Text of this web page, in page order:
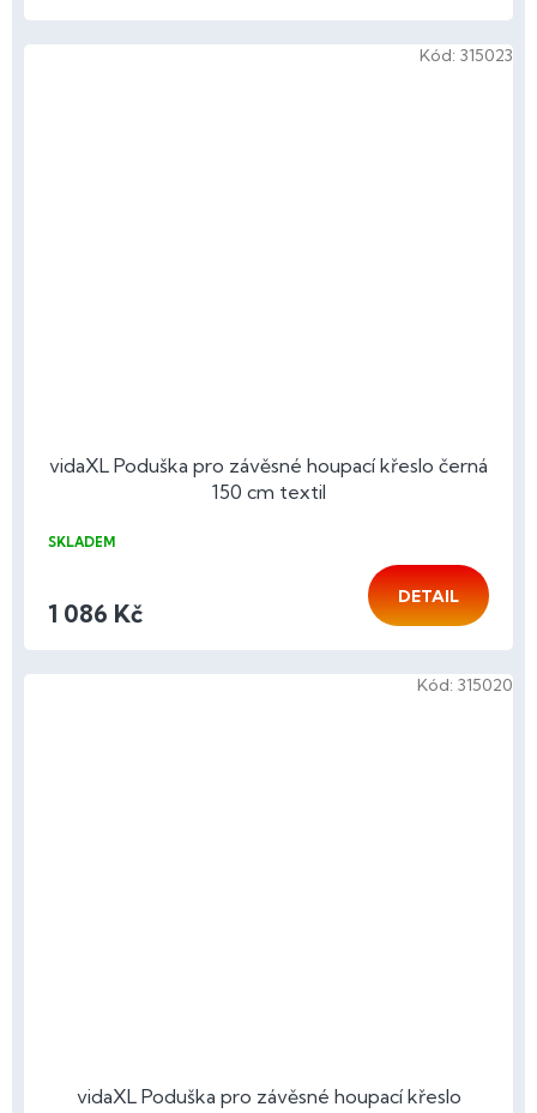
vidaXL Poduška pro závěsné houpací křeslo černá
150 cm textil
SKLADEM
1 086 Kč
DETAIL
Kód: 315023
vidaXL Poduška pro závěsné houpací křeslo
Kód: 315020